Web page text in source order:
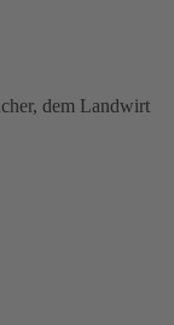
dem Landwirt